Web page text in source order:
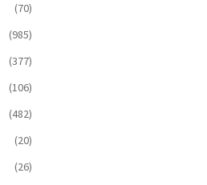
(70)
(985)
(377)
(106)
(482)
(20)
(26)